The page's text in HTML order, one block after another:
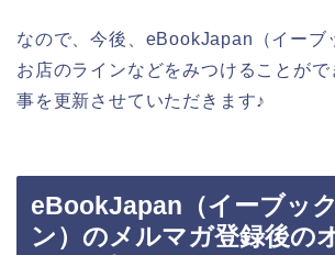
なので、今後、eBookJapan（イーブ
お店のラインなどをみつけることが
事を更新させていただきます♪
eBookJapan（イーブッ
ン）のメルマガ登録後の